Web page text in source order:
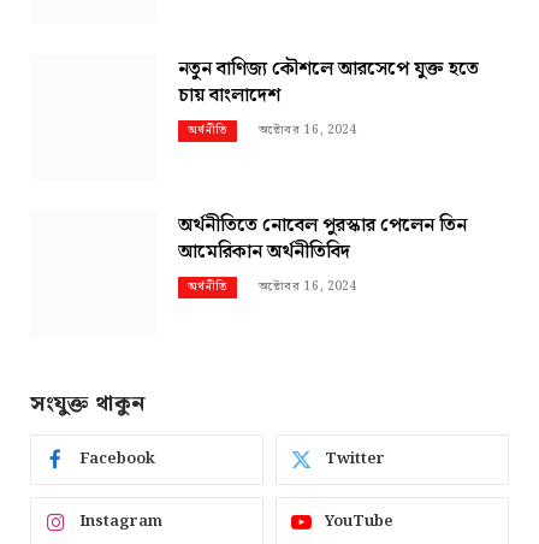
নতুন বাণিজ্য কৌশলে আরসেপে যুক্ত হতে
চায় বাংলাদেশ
অর্থনীতি অক্টোবর 16, 2024
অর্থনীতিতে নোবেল পুরস্কার পেলেন তিন
আমেরিকান অর্থনীতিবিদ
অর্থনীতি অক্টোবর 16, 2024
সংযুক্ত থাকুন
Facebook Twitter
Instagram YouTube